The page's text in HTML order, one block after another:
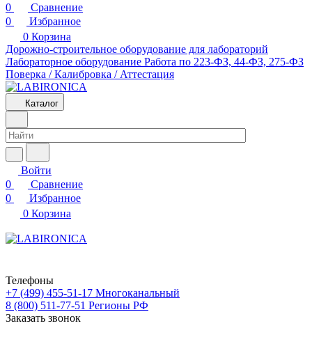
0
Сравнение
0
Избранное
0 Корзина
Дорожно-строительное оборудование для лабораторий
Лабораторное оборудование Работа по 223-ФЗ, 44-ФЗ, 275-ФЗ
Поверка / Калибровка / Аттестация
Каталог
Войти
0
Сравнение
0
Избранное
0 Корзина
Телефоны
+7 (499) 455-51-17 Многоканальный
8 (800) 511-77-51 Регионы РФ
Заказать звонок